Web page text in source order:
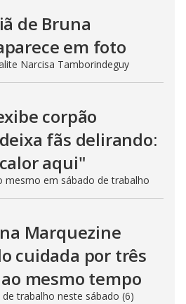
de Bruna
em foto
Narcisa Tamborindeguy
corpão
fãs delirando:
aqui"
mesmo em sábado de trabalho
Marquezine
cuidada por três
mesmo tempo
trabalho neste sábado (6)